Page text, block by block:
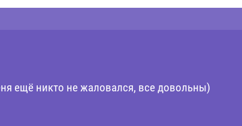
ещё никто не жаловался, все довольны)